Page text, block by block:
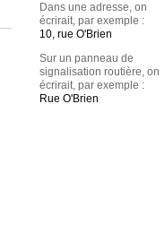
Dans une adresse, on
écrirait, par exemple :
10, rue O'Brien
Sur un panneau de
signalisation routière, on
écrirait, par exemple :
Rue O'Brien